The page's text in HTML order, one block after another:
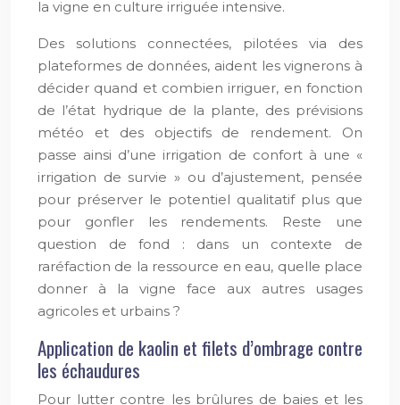
la vigne en culture irriguée intensive.
Des solutions connectées, pilotées via des
plateformes de données, aident les vignerons à
décider quand et combien irriguer, en fonction
de l’état hydrique de la plante, des prévisions
météo et des objectifs de rendement. On
passe ainsi d’une irrigation de confort à une «
irrigation de survie » ou d’ajustement, pensée
pour préserver le potentiel qualitatif plus que
pour gonfler les rendements. Reste une
question de fond : dans un contexte de
raréfaction de la ressource en eau, quelle place
donner à la vigne face aux autres usages
agricoles et urbains ?
Application de kaolin et filets d’ombrage contre
les échaudures
Pour lutter contre les brûlures de baies et les